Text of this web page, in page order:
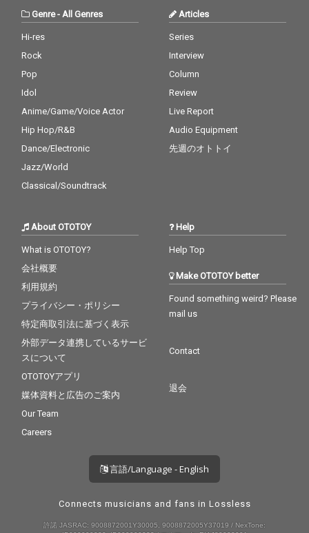
ングとバンド・サウン
ドを融合させた先行シ
ングル「Kitsunebi」で
ながらも日本古来の狐
かせるような楽曲とな
り、日本語の響きで欧
米的なサウンドスケー
プを描いてきた彼らに
とって、新しい地平を
る。 また、2024年の
「CRYSTAL (feat. Moe
文学の塩塚モエカとの
待望のコラボレーショ
ン。元々レーベル・メ
イトとして交流を深
め、「BLUE SOULS」
のリミックスでも共演
が、この曲でひとつの
結実を迎えた。タイト
ル通り、2人の歌声は
響き、三船の歩みを照
らす希望の光にもなっ
FOUND』というタイト
ルバムは“失ったものと
再び見出そうとするも
敗や喪失を経てなお立
ングとバンド・サウン
ドを融合させた先行シ
ングル「Kitsunebi」で
ながらも日本古来の狐
火や浮世絵的な世界観
ちら側の境界を揺らめ
かせるような楽曲とな
り、日本語の響きで欧
米的なサウンドスケー
プを描いてきた彼らに
「CRYSTAL (feat. Moe
文学の塩塚モエカとの
待望のコラボレーショ
ン。元々レーベル・メ
イトとして交流を深
め、「BLUE SOULS」
が、この曲でひとつの
結晶のようにまばゆく
ルバムは“失ったものと
再び見出そうとするも
敗や喪失を経てなお立
Genre-All Genres
Hi-res
Rock
Pop
Idol
Anime/Game/Voice Actor
Hip Hop/R&B
Dance/Electronic
Jazz/World
Classical/Soundtrack
Articles
Series
Interview
Column
Review
Live Report
Audio Equipment
先週のオトトイ
About OTOTOY
What is OTOTOY?
会社概要
利用規約
プライバシー・ポリシー
特定商取引法に基づく表示
外部データ連携しているサービ
スについて
OTOTOYアプリ
媒体資料と広告のご案内
Our Team
Careers
Help
Help Top
Make OTOTOY better
Found something weird? Please
mail us
Contact
退会
言語/Language - English
Connects musicians and fans in Lossless
許諾 JASRAC: 9008872001Y30005, 9008872005Y37019 / NexTone: